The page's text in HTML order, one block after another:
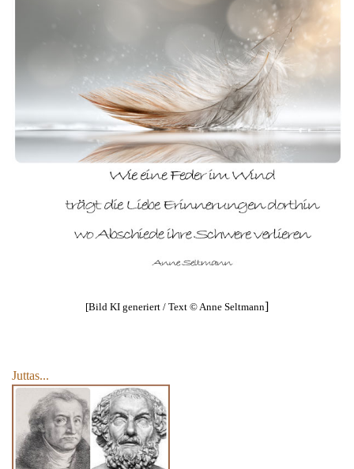
[Bild KI generiert / Text © Anne Seltmann]
Juttas...